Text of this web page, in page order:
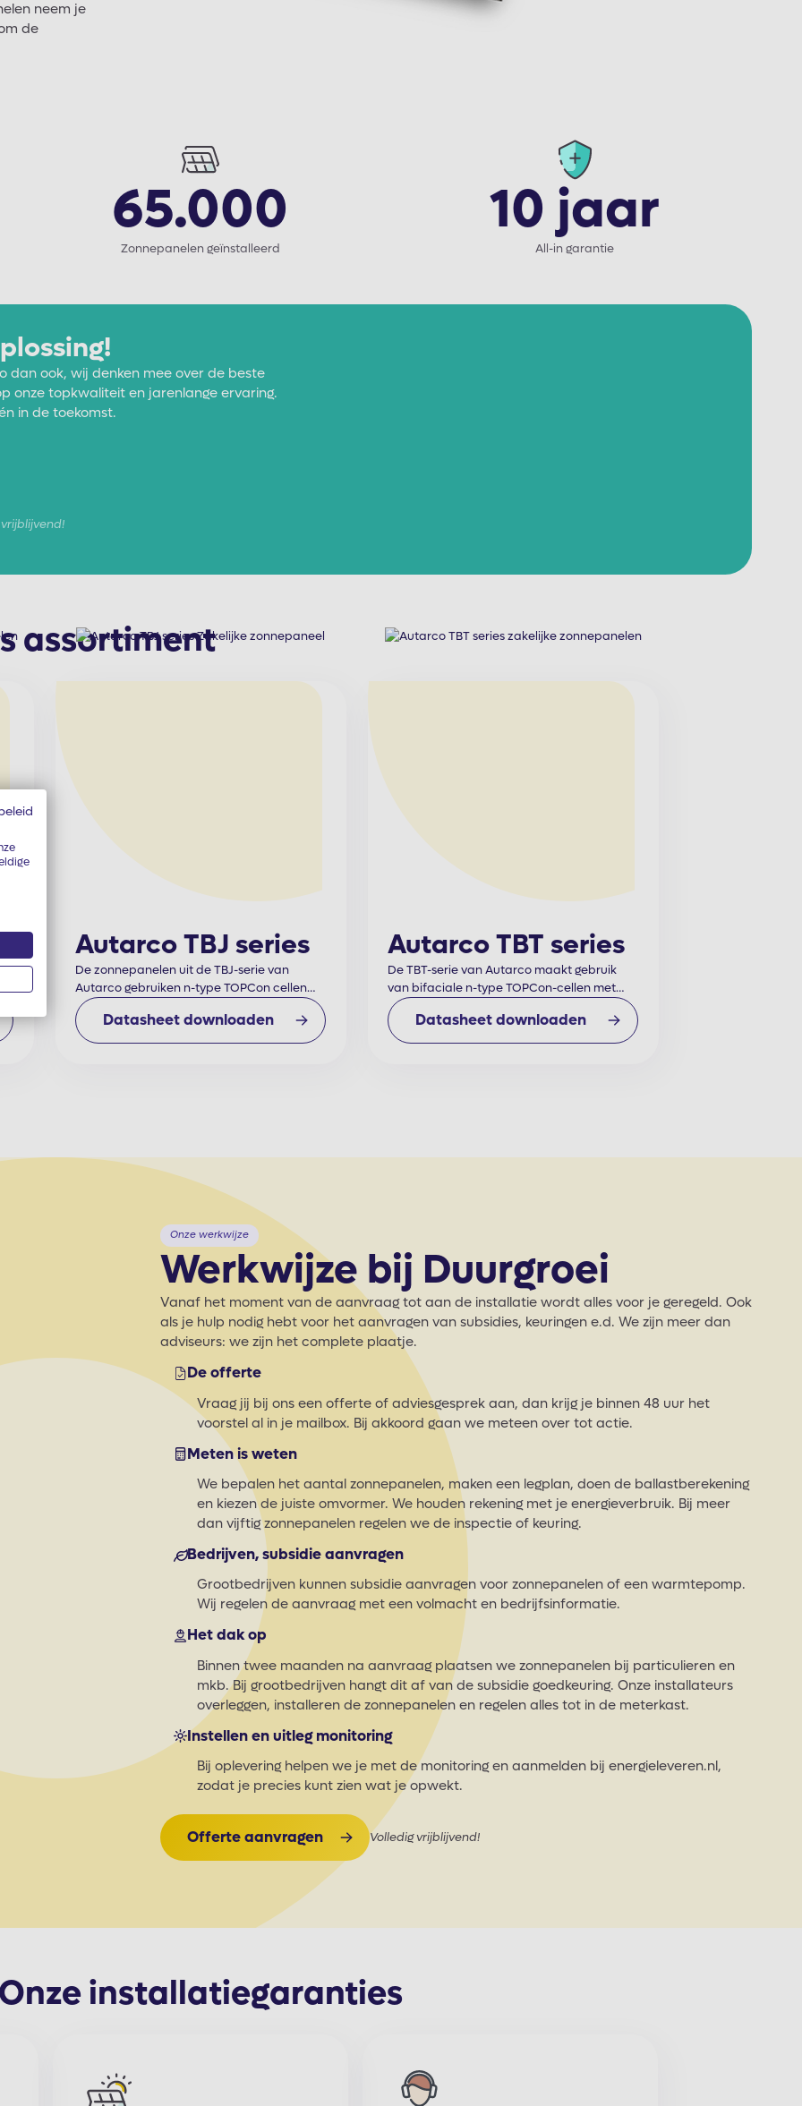
neem je
de
65.000
Zonnepanelen geïnstalleerd
10 jaar
All-in garantie
dan ook, wij denken mee over de beste
onze topkwaliteit en jarenlange ervaring.
in de toekomst.
assortiment
Autarco TBJ series
De zonnepanelen uit de TBJ-serie van
Autarco gebruiken n-type TOPCon cellen
met geavanceerde multiwire technologie
om een hogere efficiëntie te leveren zonder
in te leveren op betrouwbaarheid bij een
Datasheet downloaden
Autarco TBT series
De TBT-serie van Autarco maakt gebruik
van bifaciale n-type TOPCon-cellen met
geavanceerde meerdraadstechnologie
voor een hoger rendement zonder afbreuk
te doen aan de betrouwbaarheid bij een
Datasheet downloaden
Onze werkwijze
Werkwijze bij Duurgroei
Vanaf het moment van de aanvraag tot aan de installatie wordt alles voor je geregeld. Ook
als je hulp nodig hebt voor het aanvragen van subsidies, keuringen e.d. We zijn meer dan
adviseurs: we zijn het complete plaatje.
De offerte
Vraag jij bij ons een offerte of adviesgesprek aan, dan krijg je binnen 48 uur het
voorstel al in je mailbox. Bij akkoord gaan we meteen over tot actie.
Meten is weten
We bepalen het aantal zonnepanelen, maken een legplan, doen de ballastberekening
en kiezen de juiste omvormer. We houden rekening met je energieverbruik. Bij meer
dan vijftig zonnepanelen regelen we de inspectie of keuring.
Bedrijven, subsidie aanvragen
Grootbedrijven kunnen subsidie aanvragen voor zonnepanelen of een warmtepomp.
Wij regelen de aanvraag met een volmacht en bedrijfsinformatie.
Het dak op
Binnen twee maanden na aanvraag plaatsen we zonnepanelen bij particulieren en
mkb. Bij grootbedrijven hangt dit af van de subsidie goedkeuring. Onze installateurs
overleggen, installeren de zonnepanelen en regelen alles tot in de meterkast.
Instellen en uitleg monitoring
Bij oplevering helpen we je met de monitoring en aanmelden bij energieleveren.nl,
zodat je precies kunt zien wat je opwekt.
Offerte aanvragen Volledig vrijblijvend!
Onze installatiegaranties